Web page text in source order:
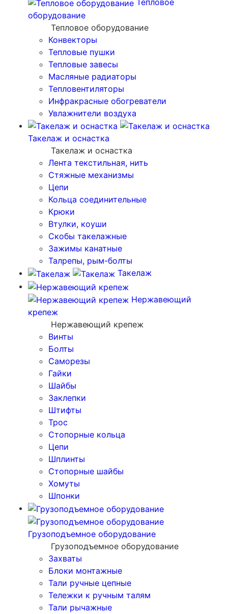
оборудование
Тепловое оборудование
Конвекторы
Тепловые пушки
Тепловые завесы
Масляные радиаторы
Тепловентиляторы
Инфракрасные обогреватели
Увлажнители воздуха
Такелаж и оснастка
Такелаж и оснастка
Лента текстильная, нить
Стяжные механизмы
Цепи
Кольца соединительные
Крюки
Втулки, коуши
Скобы такелажные
Зажимы канатные
Талрепы, рым-болты
Такелаж
Нержавеющий
крепеж
Нержавеющий крепеж
Винты
Болты
Саморезы
Гайки
Шайбы
Заклепки
Штифты
Трос
Стопорные кольца
Цепи
Шплинты
Стопорные шайбы
Хомуты
Шпонки
Грузоподъемное оборудование
Грузоподъемное оборудование
Захваты
Блоки монтажные
Тали ручные цепные
Тележки к ручным талям
Тали рычажные